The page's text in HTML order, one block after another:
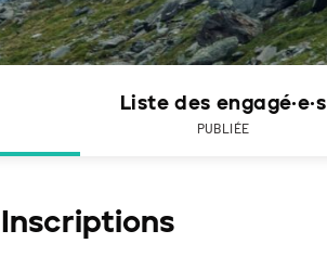
Liste des engagé·e·s
PUBLIÉE
Inscriptions